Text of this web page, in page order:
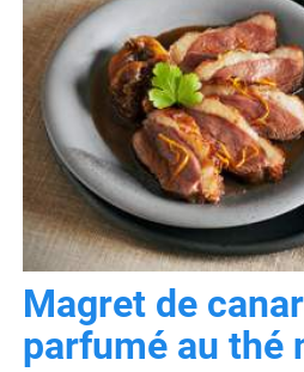
Magret de
parfumé au thé